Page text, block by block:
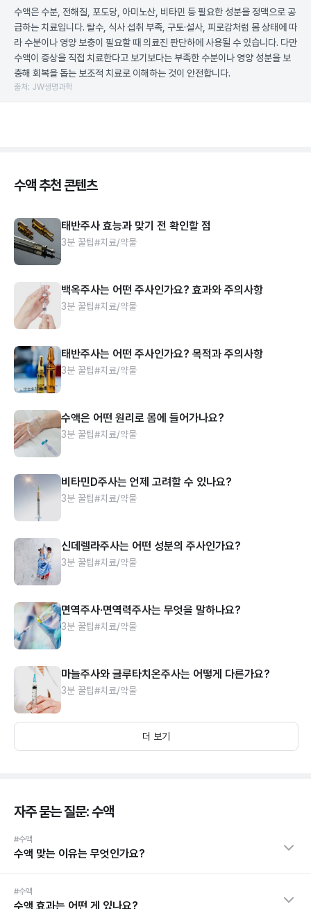
수액은 수분, 전해질, 포도당, 아미노산, 비타민 등 필요한 성분을 정맥으로 공
급하는 치료입니다. 탈수, 식사 섭취 부족, 구토·설사, 피로감처럼 몸 상태에 따
라 수분이나 영양 보충이 필요할 때 의료진 판단하에 사용될 수 있습니다. 다만
수액이 증상을 직접 치료한다고 보기보다는 부족한 수분이나 영양 성분을 보
충해 회복을 돕는 보조적 치료로 이해하는 것이 안전합니다.
출처: JW생명과학
수액 추천 콘텐츠
태반주사 효능과 맞기 전 확인할 점
3분 꿀팁#치료/약물
백옥주사는 어떤 주사인가요? 효과와 주의사항
3분 꿀팁#치료/약물
태반주사는 어떤 주사인가요? 목적과 주의사항
3분 꿀팁#치료/약물
수액은 어떤 원리로 몸에 들어가나요?
3분 꿀팁#치료/약물
비타민D주사는 언제 고려할 수 있나요?
3분 꿀팁#치료/약물
신데렐라주사는 어떤 성분의 주사인가요?
3분 꿀팁#치료/약물
면역주사·면역력주사는 무엇을 말하나요?
3분 꿀팁#치료/약물
마늘주사와 글루타치온주사는 어떻게 다른가요?
3분 꿀팁#치료/약물
더 보기
자주 묻는 질문: 수액
#수액
수액 맞는 이유는 무엇인가요?
#수액
수액 효과는 어떤 게 있나요?